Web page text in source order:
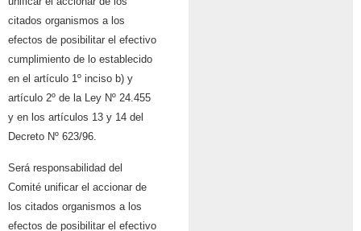
citados organismos a los
efectos de posibilitar el efectivo
cumplimiento de lo establecido
en el artículo 1º inciso b) y
artículo 2º de la Ley Nº 24.455
y en los artículos 13 y 14 del
Decreto Nº 623/96.
Será responsabilidad del
Comité unificar el accionar de
los citados organismos a los
efectos de posibilitar el efectivo